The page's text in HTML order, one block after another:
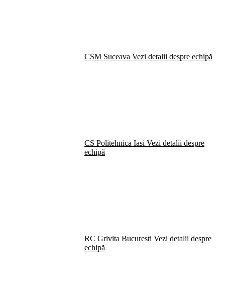
CSM Suceava Vezi detalii despre echipă
CS Politehnica Iasi Vezi detalii despre
echipă
RC Grivita Bucuresti Vezi detalii despre
echipă